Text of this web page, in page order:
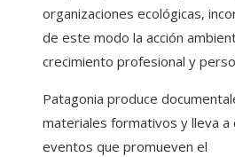
organizaciones ecológicas,
de este modo la acción
crecimiento profesional y
Patagonia produce
materiales formativos y lleva a
eventos que promueven el